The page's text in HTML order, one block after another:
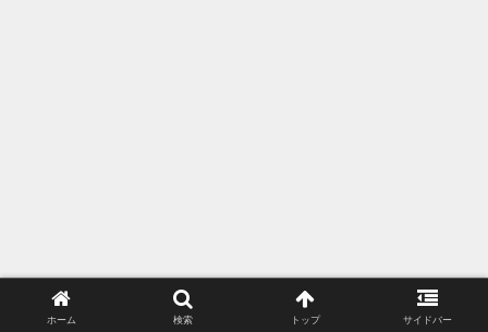
ホーム 検索 トップ サイドバー